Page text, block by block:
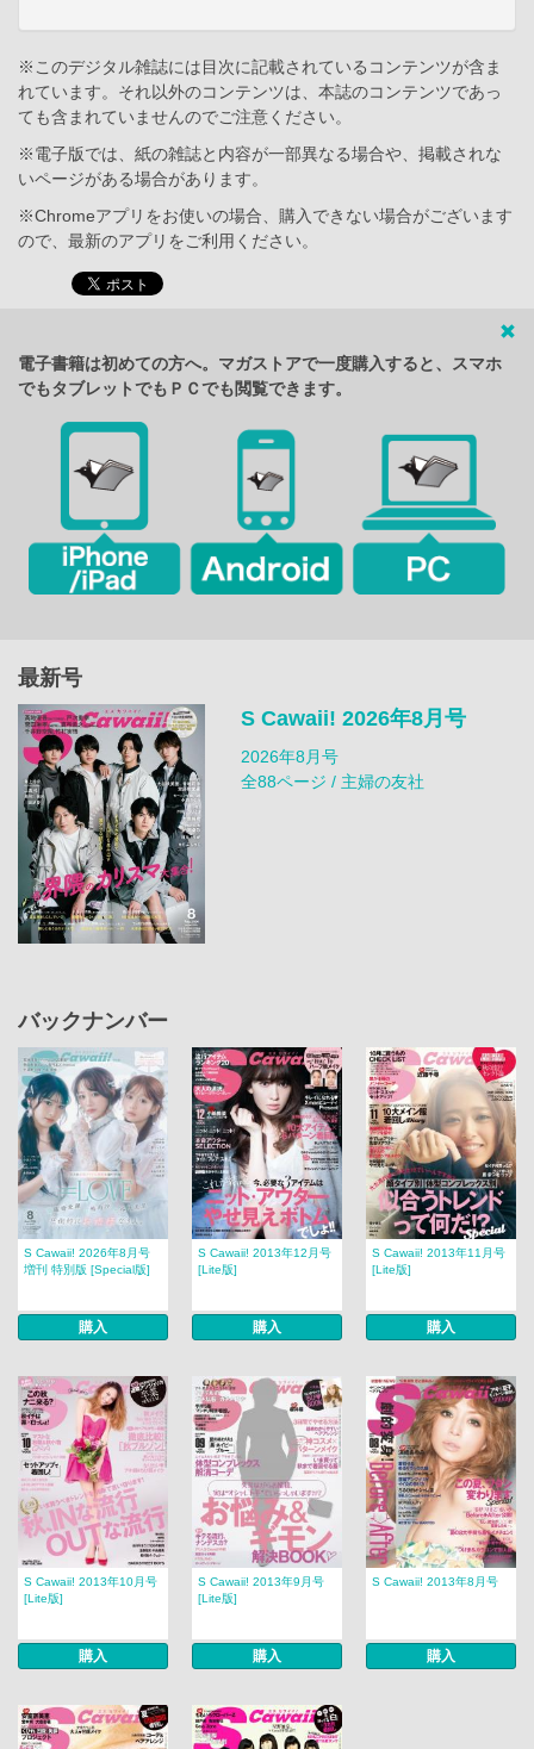
※このデジタル雑誌には目次に記載されているコンテンツが含ま
れています。それ以外のコンテンツは、本誌のコンテンツであっ
ても含まれていませんのでご注意ください。
※電子版では、紙の雑誌と内容が一部異なる場合や、掲載されな
いページがある場合があります。
※Chromeアプリをお使いの場合、購入できない場合がございます
ので、最新のアプリをご利用ください。
電子書籍は初めての方へ。マガストアで一度購入すると、スマホ
でもタブレットでもＰＣでも閲覧できます。
最新号
S Cawaii! 2026年8月号
2026年8月号
全88ページ / 主婦の友社
バックナンバー
S Cawaii! 2026年8月号
増刊 特別版 [Special版]
購入
S Cawaii! 2013年12月号
[Lite版]
購入
S Cawaii! 2013年11月号
[Lite版]
購入
S Cawaii! 2013年10月号
[Lite版]
購入
S Cawaii! 2013年9月号
[Lite版]
購入
S Cawaii! 2013年8月号
購入